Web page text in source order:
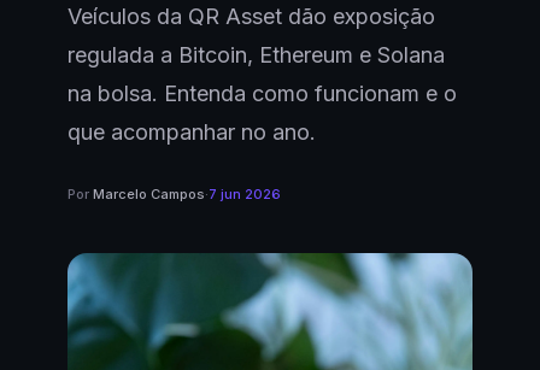
Veículos da QR Asset dão exposição
regulada a Bitcoin, Ethereum e Solana
na bolsa. Entenda como funcionam e o
que acompanhar no ano.
Por Marcelo Campos·7 jun 2026